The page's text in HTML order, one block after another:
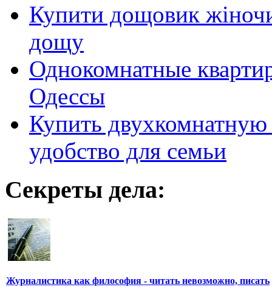
Купити дощовик
дощу
Однокомнатные
Одессы
Купить
удобство для семьи
Секреты дела:
Журналистика как философия - читать невозможно, писать